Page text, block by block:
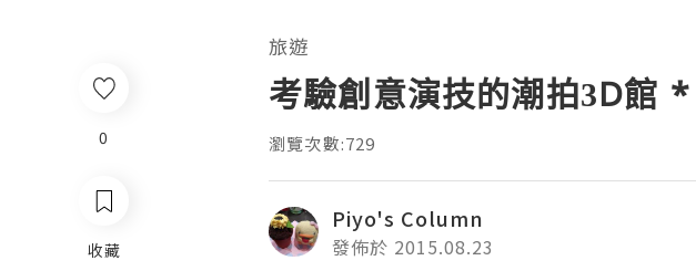
0
收藏
旅遊
考驗創意演技的潮拍3D館
瀏覽次數:729
Piyo's Column
發佈於 2015.08.23